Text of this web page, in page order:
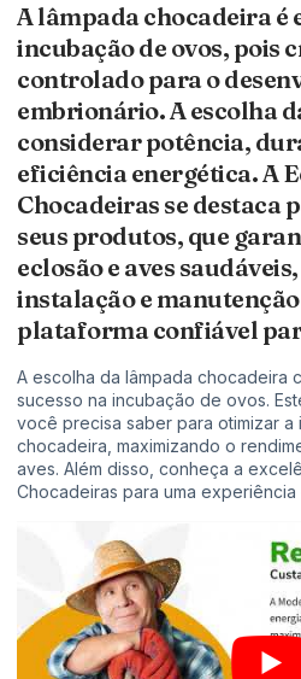
A lâmpada chocadeira é
incubação de ovos, pois
controlado para o
embrionário. A escolha
considerar potência,
eficiência energética. A
Chocadeiras se destaca
seus produtos, que
eclosão e aves
instalação e
plataforma confiável
A escolha da lâmpada chocadeira
sucesso na incubação de ovos.
você precisa saber para otimizar a
chocadeira, maximizando o
aves. Além disso, conheça a
Chocadeiras para uma experiência